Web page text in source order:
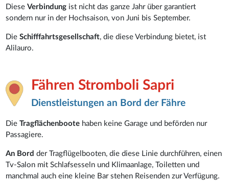
DieseVerbindung ist nicht das ganze Jahr über garantiert
sondern nur in der Hochsaison, von Juni bis September.
DieSchifffahrtsgesellschaft, die diese Verbindung bietet, ist
Alilauro.
Fähren Stromboli Sapri
Dienstleistungen an Bord der Fähre
DieTragflächenboote haben keine Garage und beförden nur
Passagiere.
An Bord der Tragflügelbooten, die diese Linie durchführen, einen
Tv-Salon mit Schlafsesseln und Klimaanlage, Toiletten und
manchmal auch eine kleine Bar stehen Reisenden zur Verfügung.